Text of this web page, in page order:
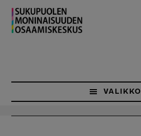
Hyppää
pääsisältöön
VALIKKO